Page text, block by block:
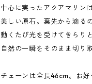
中心に実ったアクアマリン
美しい原石。葉先から滴る
動くたび光を受けてきらり
自然の一瞬をそのまま切り
チェーンは全長46cm。お